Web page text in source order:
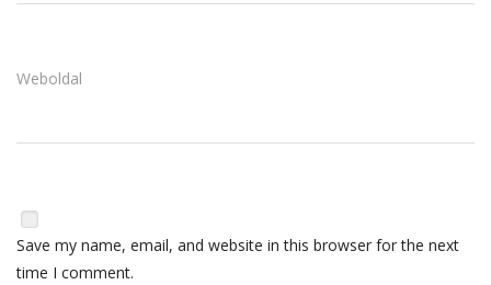
Weboldal
Save my name, email, and website in this browser for the next
time I comment.